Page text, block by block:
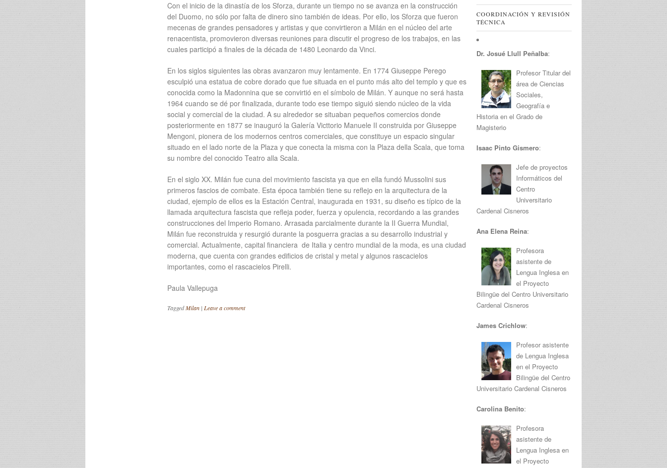
Con el inicio de la dinastía de los Sforza, durante un tiempo no se avanza en la construcción
del Duomo, no sólo por falta de dinero sino también de ideas. Por ello, los Sforza que fueron
mecenas de grandes pensadores y artistas y que convirtieron a Milán en el núcleo del arte
renacentista, promovieron diversas reuniones para discutir el progreso de los trabajos, en las
cuales participó a finales de la década de 1480 Leonardo da Vinci.
En los siglos siguientes las obras avanzaron muy lentamente. En 1774 Giuseppe Perego
esculpió una estatua de cobre dorado que fue situada en el punto más alto del templo y que es
conocida como la Madonnina que se convirtió en el símbolo de Milán. Y aunque no será hasta
1964 cuando se dé por finalizada, durante todo ese tiempo siguió siendo núcleo de la vida
social y comercial de la ciudad. A su alrededor se situaban pequeños comercios donde
posteriormente en 1877 se inauguró la Galería Victtorio Manuele II construida por Giuseppe
Mengoni, pionera de los modernos centros comerciales, que constituye un espacio singular
situado en el lado norte de la Plaza y que conecta la misma con la Plaza della Scala, que toma
su nombre del conocido Teatro alla Scala.
En el siglo XX. Milán fue cuna del movimiento fascista ya que en ella fundó Mussolini sus
primeros fascios de combate. Esta época también tiene su reflejo en la arquitectura de la
ciudad, ejemplo de ellos es la Estación Central, inaugurada en 1931, su diseño es típico de la
llamada arquitectura fascista que refleja poder, fuerza y opulencia, recordando a las grandes
construcciones del Imperio Romano. Arrasada parcialmente durante la II Guerra Mundial,
Milán fue reconstruida y resurgió durante la posguerra gracias a su desarrollo industrial y
comercial. Actualmente, capital financiera de Italia y centro mundial de la moda, es una ciudad
moderna, que cuenta con grandes edificios de cristal y metal y algunos rascacielos
importantes, como el rascacielos Pirelli.
Paula Vallepuga
TaggedMilan | Leave a comment
COORDINACIÓN Y REVISIÓN
TÉCNICA
Dr. Josué Llull Peñalba:
Profesor Titular del
área de Ciencias
Sociales,
Geografía e
Historia en el Grado de
Magisterio
Isaac Pinto Gismero:
Jefe de proyectos
Informáticos del
Centro
Universitario
Cardenal Cisneros
Ana Elena Reina:
Profesora
asistente de
Lengua Inglesa en
el Proyecto
Bilingüe del Centro Universitario
Cardenal Cisneros
James Crichlow:
Profesor asistente
de Lengua Inglesa
en el Proyecto
Bilingüe del Centro
Universitario Cardenal Cisneros
Carolina Benito:
Profesora
asistente de
Lengua Inglesa en
el Proyecto